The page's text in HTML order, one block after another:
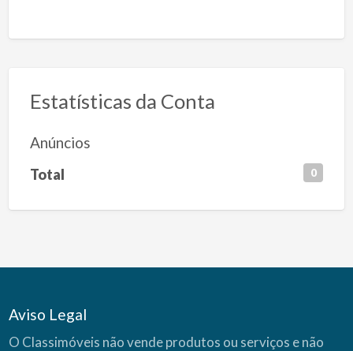
Estatísticas da Conta
Anúncios
Total 0
Aviso Legal
O Classimóveis não vende produtos ou serviços e não